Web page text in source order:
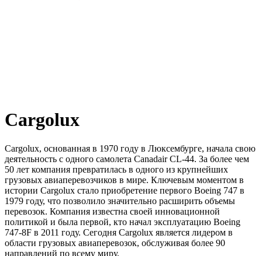
Cargolux
Cargolux, основанная в 1970 году в Люксембурге, начала свою
деятельность с одного самолета Canadair CL-44. За более чем
50 лет компания превратилась в одного из крупнейших
грузовых авиаперевозчиков в мире. Ключевым моментом в
истории Cargolux стало приобретение первого Boeing 747 в
1979 году, что позволило значительно расширить объемы
перевозок. Компания известна своей инновационной
политикой и была первой, кто начал эксплуатацию Boeing
747-8F в 2011 году. Сегодня Cargolux является лидером в
области грузовых авиаперевозок, обслуживая более 90
направлений по всему миру.